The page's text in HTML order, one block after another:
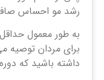
رشد مو احساس
برای مردان توصیه
داشته باشید که دوره خود را